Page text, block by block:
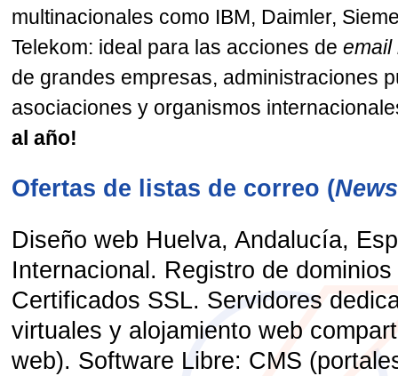
multinacionales como IBM, Daimler,
Telekom: ideal para las acciones deemail
de grandes empresas, administraciones
asociaciones y organismos
al año!
Ofertas de listas de correo (
Diseño web Huelva, Andalucía,
Internacional. Registro de
Certificados SSL. Servidores
virtuales y alojamiento web
web). Software Libre: CMS